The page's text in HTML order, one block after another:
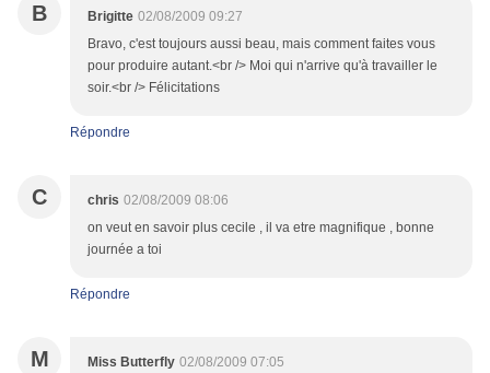
B Brigitte 02/08/2009 09:27
Bravo, c'est toujours aussi beau, mais comment faites vous
pour produire autant.<br /> Moi qui n'arrive qu'à travailler le
soir.<br /> Félicitations
Répondre
C chris 02/08/2009 08:06
on veut en savoir plus cecile , il va etre magnifique , bonne
journée a toi
Répondre
M Miss Butterfly 02/08/2009 07:05